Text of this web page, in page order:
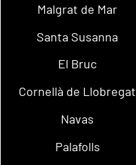
Malgrat de Mar
Santa Susanna
El Bruc
Cornellà de Llobregat
Navas
Palafolls